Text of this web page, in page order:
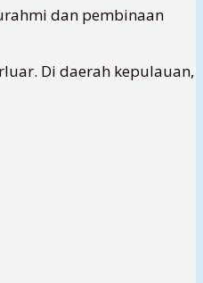
dan pembinaan
Di daerah kepulauan,